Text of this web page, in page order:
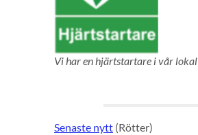
Vi har en hjärtstartare i vår lokal
Senaste nytt (Rötter)